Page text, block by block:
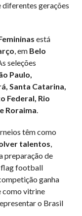
gerações
está
, em Belo
seleções
Paulo,
Santa Catarina,
Federal, Rio
Roraima.
têm como
talentos,
preparação de
flag football
ganha
como vitrine
o Brasil